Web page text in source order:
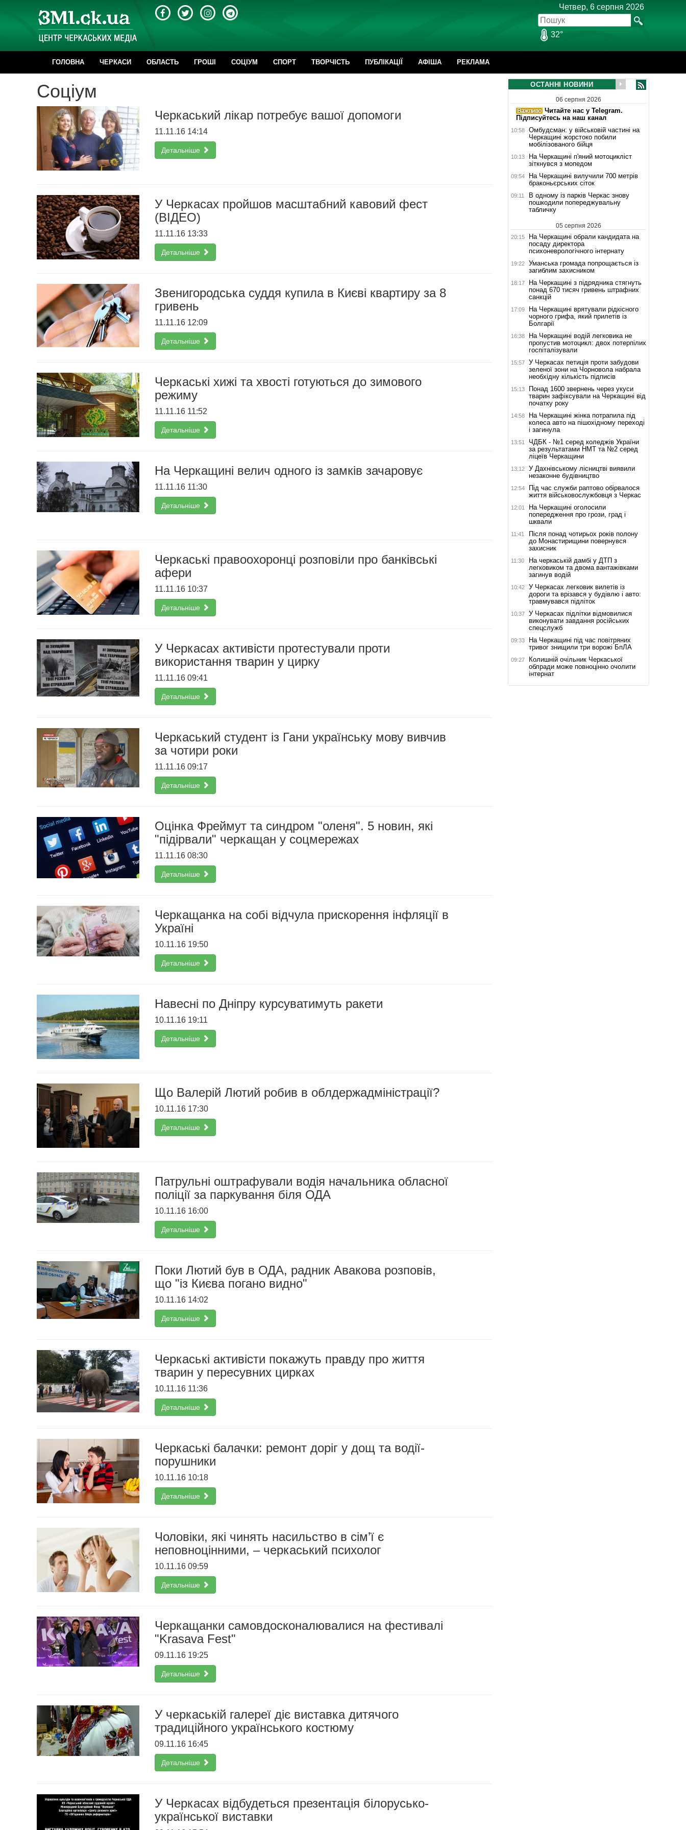
Четвер, 6 серпня 2026
32°
ГОЛОВНА ЧЕРКАСИ ОБЛАСТЬ ГРОШІ CОЦІУМ СПОРТ ТВОРЧІСТЬ ПУБЛІКАЦІЇ АФІША РЕКЛАМА
Соціум
Черкаський лікар потребує вашої допомоги
11.11.16 14:14
Детальніше
У Черкасах пройшов масштабний кавовий фест
(ВІДЕО)
11.11.16 13:33
Детальніше
Звенигородська суддя купила в Києві квартиру за 8
гривень
11.11.16 12:09
Детальніше
Черкаські хижі та хвості готуються до зимового
режиму
11.11.16 11:52
Детальніше
На Черкащині велич одного із замків зачаровує
11.11.16 11:30
Детальніше
Черкаські правоохоронці розповіли про банківські
афери
11.11.16 10:37
Детальніше
У Черкасах активісти протестували проти
використання тварин у цирку
11.11.16 09:41
Детальніше
Черкаський студент із Гани українську мову вивчив
за чотири роки
11.11.16 09:17
Детальніше
Оцінка Фреймут та синдром "оленя". 5 новин, які
"підірвали" черкащан у соцмережах
11.11.16 08:30
Детальніше
Черкащанка на собі відчула прискорення інфляції в
Україні
10.11.16 19:50
Детальніше
Навесні по Дніпру курсуватимуть ракети
10.11.16 19:11
Детальніше
Що Валерій Лютий робив в облдержадміністрації?
10.11.16 17:30
Детальніше
Патрульні оштрафували водія начальника обласної
поліції за паркування біля ОДА
10.11.16 16:00
Детальніше
Поки Лютий був в ОДА, радник Авакова розповів,
що "із Києва погано видно"
10.11.16 14:02
Детальніше
Черкаські активісти покажуть правду про життя
тварин у пересувних цирках
10.11.16 11:36
Детальніше
Черкаські балачки: ремонт доріг у дощ та водії-
порушники
10.11.16 10:18
Детальніше
Чоловіки, які чинять насильство в сім’ї є
неповноцінними, – черкаський психолог
10.11.16 09:59
Детальніше
Черкащанки самовдосконалювалися на фестивалі
"Krasava Fest"
09.11.16 19:25
Детальніше
У черкаській галереї діє виставка дитячого
традиційного українського костюму
09.11.16 16:45
Детальніше
У Черкасах відбудеться презентація білорусько-
української виставки
ОСТАННІ НОВИНИ
06 серпня 2026
Читайте нас у Telegram.
Підписуйтесь на наш канал
10:58
Омбудсман: у військовій частині на
Черкащині жорстоко побили
мобілізованого бійця
10:13
На Черкащині п'яний мотоцикліст
зіткнувся з мопедом
09:54
На Черкащині вилучили 700 метрів
браконьєрських сіток
09:11
В одному із парків Черкас знову
пошкодили попереджувальну
табличку
05 серпня 2026
20:15
На Черкащині обрали кандидата на
посаду директора
психоневрологічного інтернату
19:22
Уманська громада попрощається із
загиблим захисником
18:17
На Черкащині з підрядника стягнуть
понад 670 тисяч гривень штрафних
санкцій
17:09
На Черкащині врятували рідкісного
чорного грифа, який прилетів із
Болгарії
16:38
На Черкащині водій легковика не
пропустив мотоцикл: двох потерпілих
госпіталізували
15:57
У Черкасах петиція проти забудови
зеленої зони на Чорновола набрала
необхідну кількість підписів
15:13
Понад 1600 звернень через укуси
тварин зафіксували на Черкащині від
початку року
14:58
На Черкащині жінка потрапила під
колеса авто на пішохідному переході
і загинула
13:51
ЧДБК - №1 серед коледжів України
за результатами НМТ та №2 серед
ліцеїв Черкащини
13:12
У Дахнівському лісництві виявили
незаконне будівництво
12:54
Під час служби раптово обірвалося
життя військовослужбовця з Черкас
12:01
На Черкащині оголосили
попередження про грози, град і
шквали
11:41
Після понад чотирьох років полону
до Монастирищини повернувся
захисник
11:30
На черкаській дамбі у ДТП з
легковиком та двома вантажівками
загинув водій
10:42
У Черкасах легковик вилетів із
дороги та врізався у будівлю і авто:
травмувався підліток
10:37
У Черкасах підлітки відмовилися
виконувати завдання російських
спецслужб
09:33
На Черкащині під час повітряних
тривог знищили три ворожі БпЛА
09:27
Колишній очільник Черкаської
облради може повноцінно очолити
інтернат